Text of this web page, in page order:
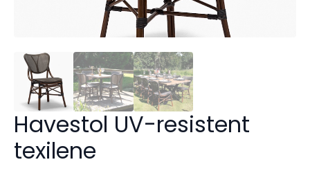
Havestol UV-resistent
texilene